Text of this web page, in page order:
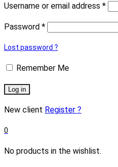
Username or email address *
Password *
Lost password ?
Remember Me
Log in
New client Register ?
0
No products in the wishlist.